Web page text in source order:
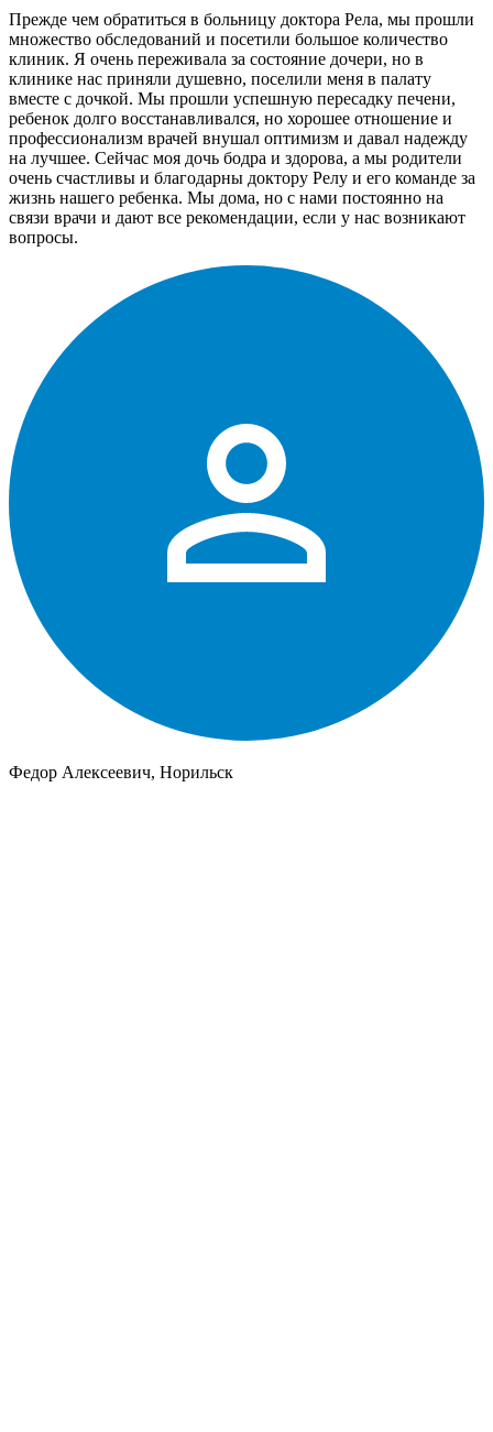
Прежде чем обратиться в больницу доктора Рела, мы прошли
множество обследований и посетили большое количество
клиник. Я очень переживала за состояние дочери, но в
клинике нас приняли душевно, поселили меня в палату
вместе с дочкой. Мы прошли успешную пересадку печени,
ребенок долго восстанавливался, но хорошее отношение и
профессионализм врачей внушал оптимизм и давал надежду
на лучшее. Сейчас моя дочь бодра и здорова, а мы родители
очень счастливы и благодарны доктору Релу и его команде за
жизнь нашего ребенка. Мы дома, но с нами постоянно на
связи врачи и дают все рекомендации, если у нас возникают
вопросы.
Федор Алексеевич, Норильск